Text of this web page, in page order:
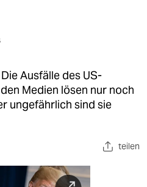
Ausfälle des US-
Medien lösen nur noch
ungefährlich sind sie
teilen